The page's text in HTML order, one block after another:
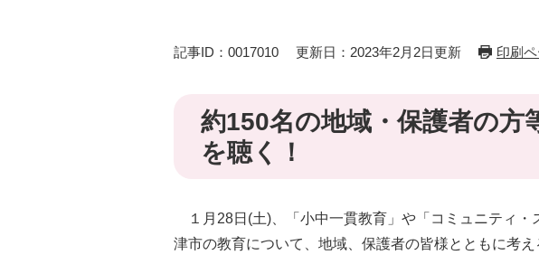
記事ID：0017010 更新日：2023年2月2日更新 印刷
約150名の地域・保護者の方
を聴く！
１月28日(土)、「小中一貫教育」や「コミュニティ・
津市の教育について、地域、保護者の皆様とともに考